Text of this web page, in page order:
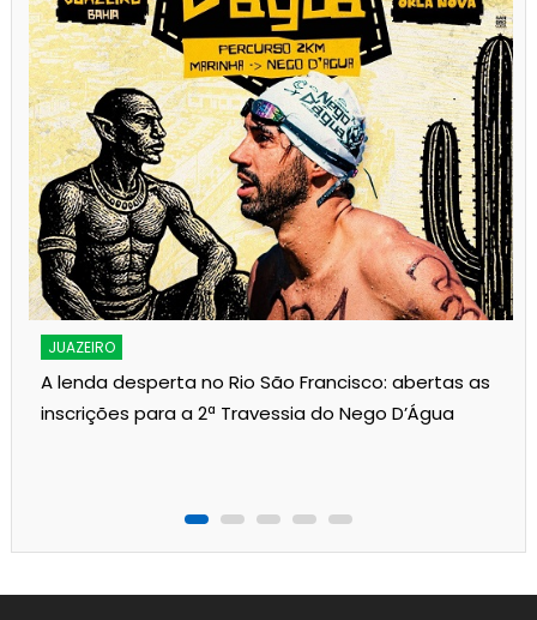
JUAZEIRO
A lenda desperta no Rio São Francisco: abertas as
inscrições para a 2ª Travessia do Nego D’Água